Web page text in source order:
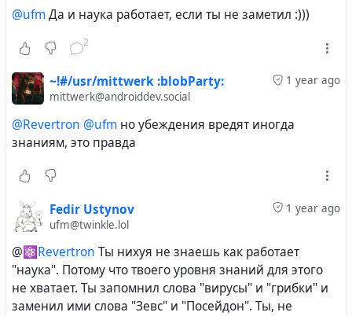
@ufmДа и наука работает, если ты не заметил :)))
2
1 year ago
~!#/usr/mittwerk :blobParty:
mittwerk@androiddev.social
@Revertron @ufm но убеждения вредят иногда
знаниям, это правда
1 year ago
Fedir Ustynov
ufm@twinkle.lol
@⚛️Revertron Ты нихуя не знаешь как работает
"наука". Потому что твоего уровня знаний для этого
не хватает. Ты запомнил слова "вирусы" и "грибки" и
заменил ими слова "Зевс" и "Посейдон". Ты, не